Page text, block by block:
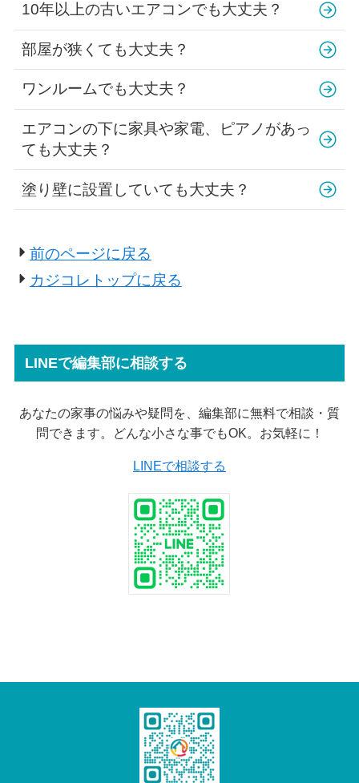
10年以上の古いエアコンでも大丈夫？
部屋が狭くても大丈夫？
ワンルームでも大丈夫？
エアコンの下に家具や家電、ピアノがあっ
ても大丈夫？
塗り壁に設置していても大丈夫？
前のページに戻る
カジコレトップに戻る
LINEで編集部に相談する
あなたの家事の悩みや疑問を、編集部に無料で相談・質
問できます。どんな小さな事でもOK。お気軽に！
LINEで相談する